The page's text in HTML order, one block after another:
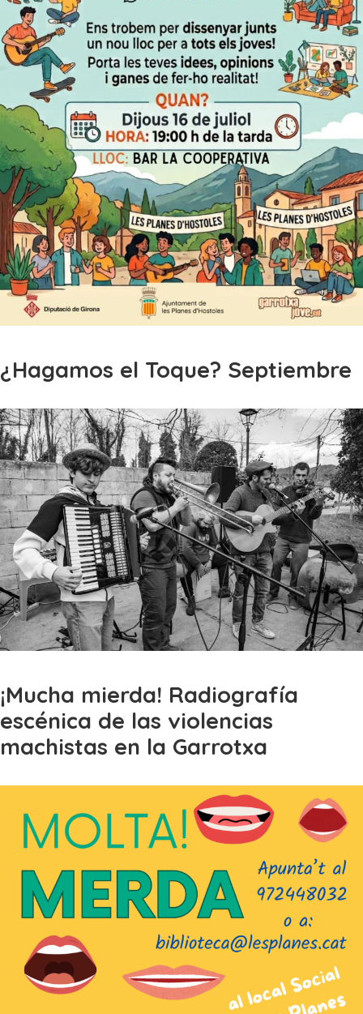
¿Hagamos el Toque? Septiembre
¡Mucha mierda! Radiografía
escénica de las violencias
machistas en la Garrotxa